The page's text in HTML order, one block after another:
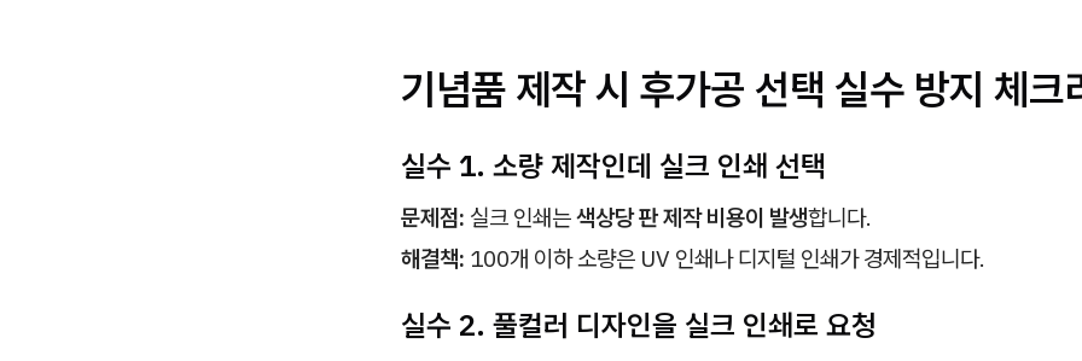
기념품 제작 시 후가공 선택 실수 방지 체크
실수 1. 소량 제작인데 실크 인쇄 선택
문제점: 실크 인쇄는색상당 판 제작 비용이 발생합니다.
해결책: 100개 이하 소량은 UV 인쇄나 디지털 인쇄가 경제적입니다.
실수 2. 풀컬러 디자인을 실크 인쇄로 요청